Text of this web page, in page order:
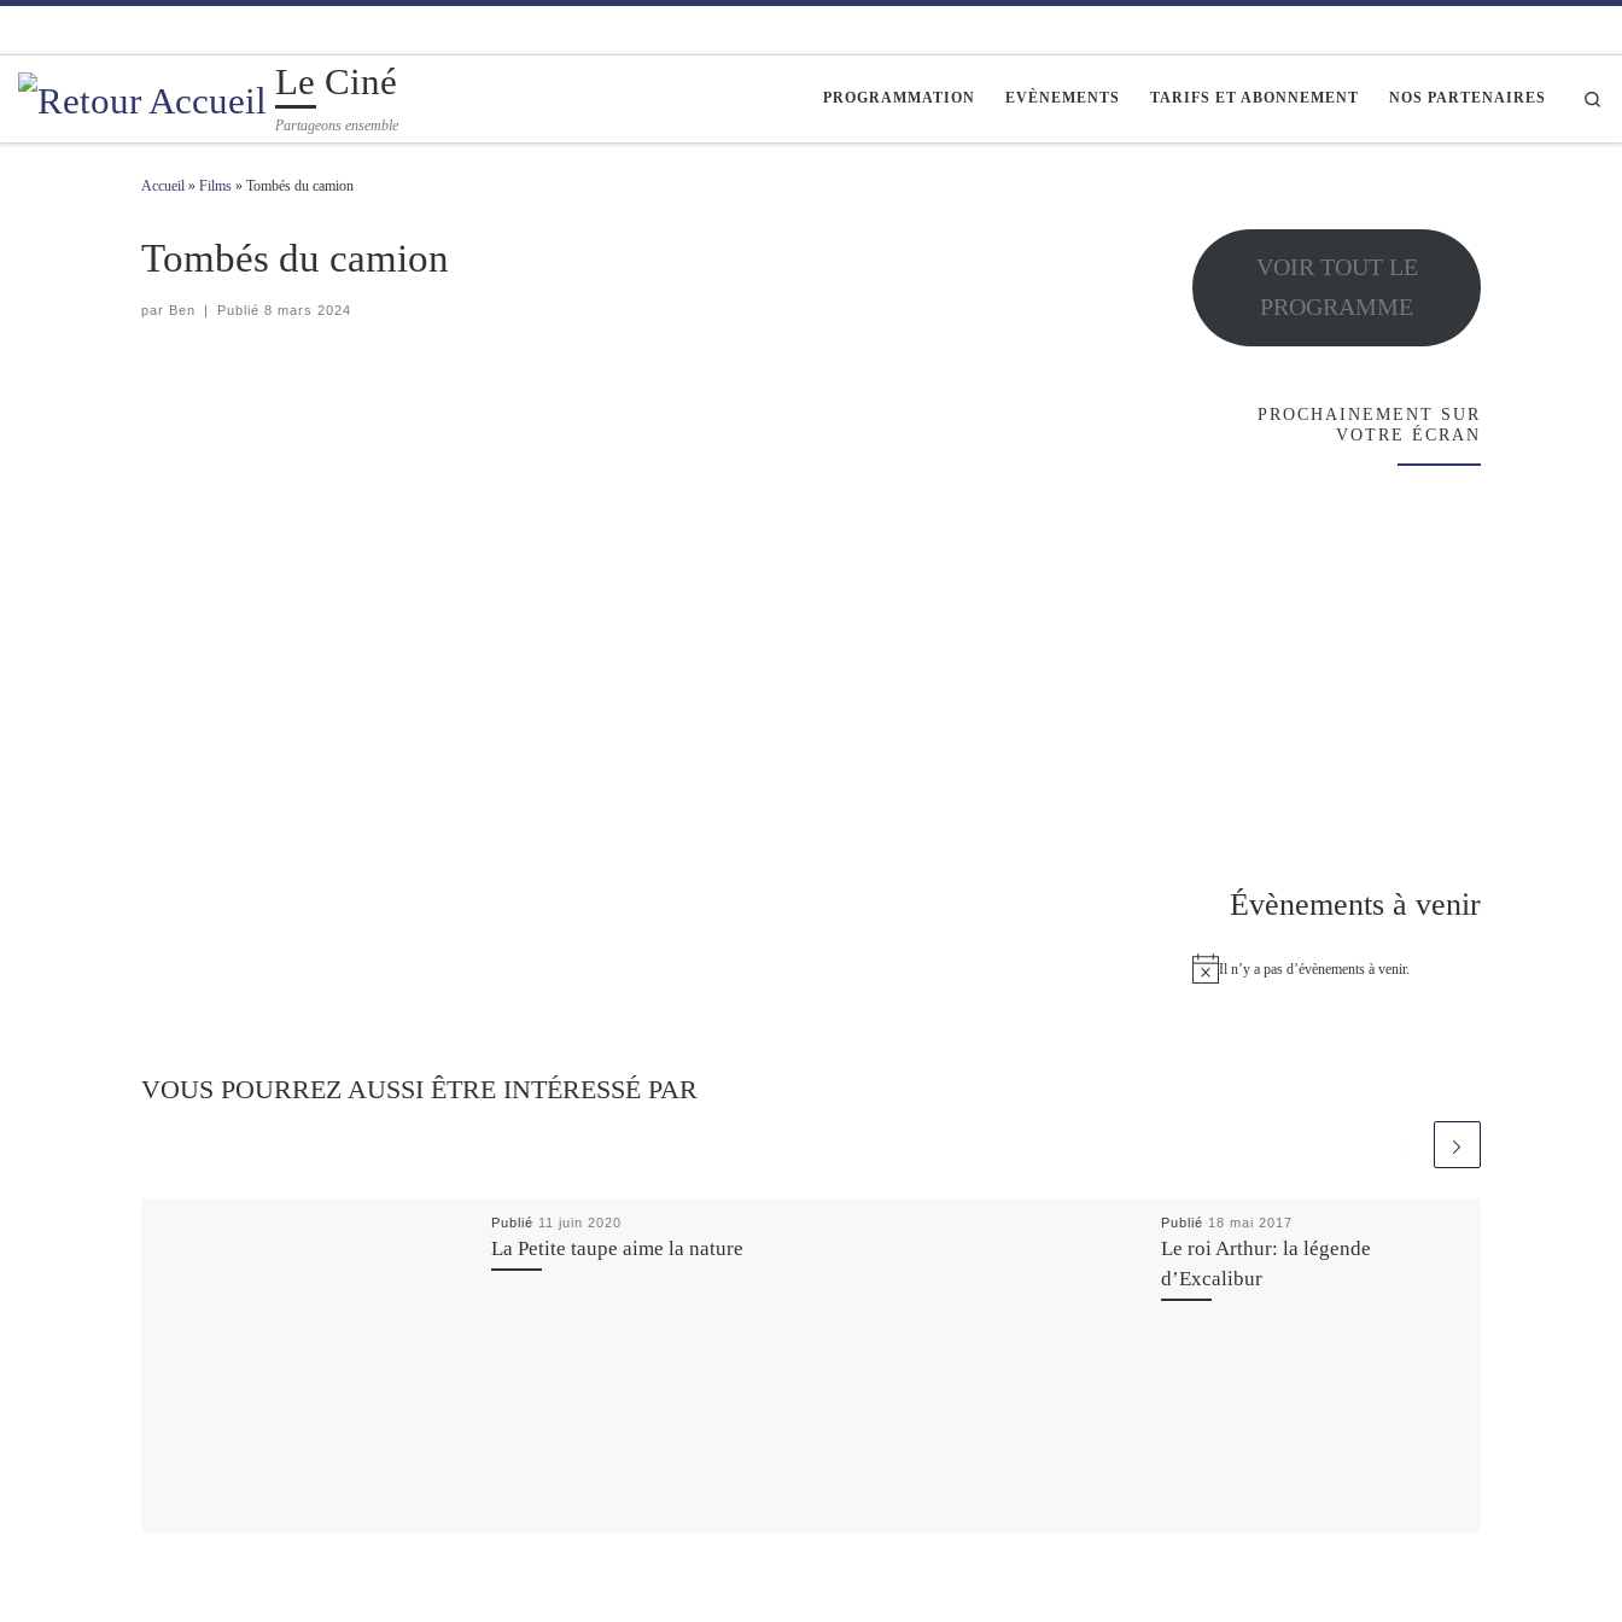
Le Ciné
Partageons ensemble
PROGRAMMATION EVÈNEMENTS TARIFS ET ABONNEMENT NOS PARTENAIRES
Accueil » Films » Tombés du camion
Tombés du camion
par Ben Publié 8 mars 2024
VOUS POURREZ AUSSI ÊTRE INTÉRESSÉ PAR
Publié 11 juin 2020
La Petite taupe aime la nature
Publié 18 mai 2017
Le roi Arthur: la légende
d’Excalibur
VOIR TOUT LE
PROGRAMME
PROCHAINEMENT SUR
VOTRE ÉCRAN
Évènements à venir
N
Il n’y a pas d’évènements à venir.